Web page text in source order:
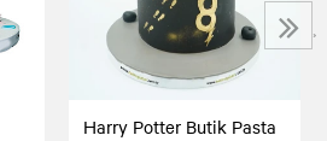
Harry Potter Butik Pasta
›